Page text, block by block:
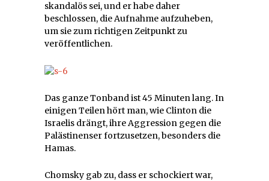
skandalös sei, und er habe daher
beschlossen, die Aufnahme aufzuheben,
um sie zum richtigen Zeitpunkt zu
veröffentlichen.
Das ganze Tonband ist 45 Minuten lang. In
einigen Teilen hört man, wie Clinton die
Israelis drängt, ihre Aggression gegen die
Palästinenser fortzusetzen, besonders die
Hamas.
Chomsky gab zu, dass er schockiert war,